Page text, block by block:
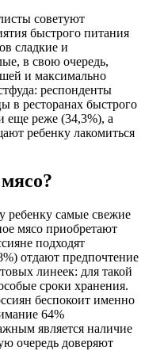
советуют
быстрого питания
сладкие и
в свою очередь,
и максимально
респонденты
в ресторанах быстрого
еще реже (34,3%), а
ребенку лакомиться
ребенку самые свежие
мясо приобретают
подходят
отдают предпочтение
линеек: для такой
сроки хранения.
беспокоит именно
64%
является наличие
очередь доверяют